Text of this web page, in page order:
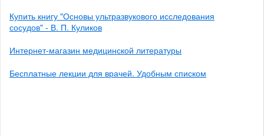
Купить книгу "Основы ультразвукового исследования
сосудов" - В. П. Куликов
Интернет-магазин медицинской литературы
Бесплатные лекции для врачей. Удобным списком